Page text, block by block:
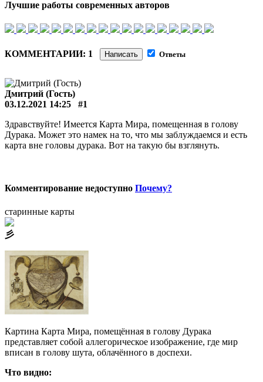
Лучшие работы современных авторов
КОММЕНТАРИИ: 1 Написать Ответы
Дмитрий (Гость)
03.12.2021 14:25
#1
Здравствуйте! Имеется Карта Мира, помещенная в голову
Дурака. Может это намек на то, что мы заблуждаемся и есть
карта вне головы дурака. Вот на такую бы взглянуть.
Комментирование недоступно Почему?
старинные карты
⼺
Картина Карта Мира, помещённая в голову Дурака
представляет собой аллегорическое изображение, где мир
вписан в голову шута, облачённого в доспехи.
Что видно: